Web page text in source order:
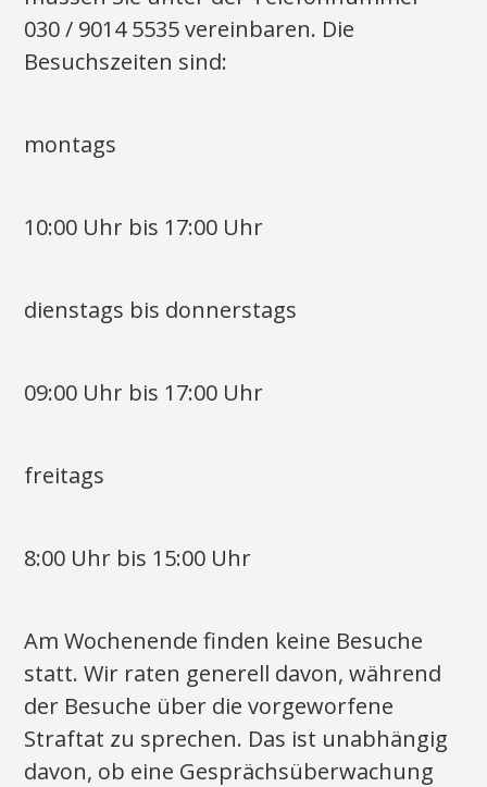
030 / 9014 5535 vereinbaren. Die
Besuchszeiten sind:
montags
10:00 Uhr bis 17:00 Uhr
dienstags bis donnerstags
09:00 Uhr bis 17:00 Uhr
freitags
8:00 Uhr bis 15:00 Uhr
Am Wochenende finden keine Besuche
statt. Wir raten generell davon, während
der Besuche über die vorgeworfene
Straftat zu sprechen. Das ist unabhängig
davon, ob eine Gesprächsüberwachung